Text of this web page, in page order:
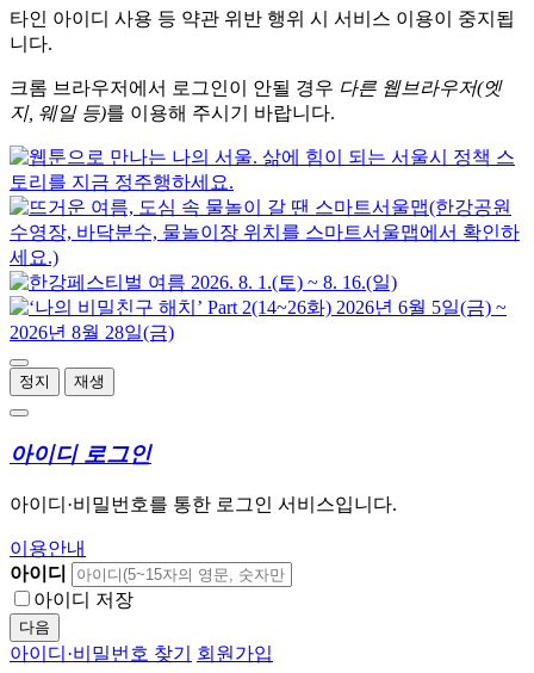
타인 아이디 사용 등 약관 위반 행위 시 서비스 이용이 중지됩
니다.
크롬 브라우저에서 로그인이 안될 경우 다른 웹브라우저(엣
지, 웨일 등)를 이용해 주시기 바랍니다.
정지 재생
아이디 로그인
아이디·비밀번호를 통한 로그인 서비스입니다.
이용안내
아이디
아이디 저장
다음
아이디·비밀번호 찾기 회원가입